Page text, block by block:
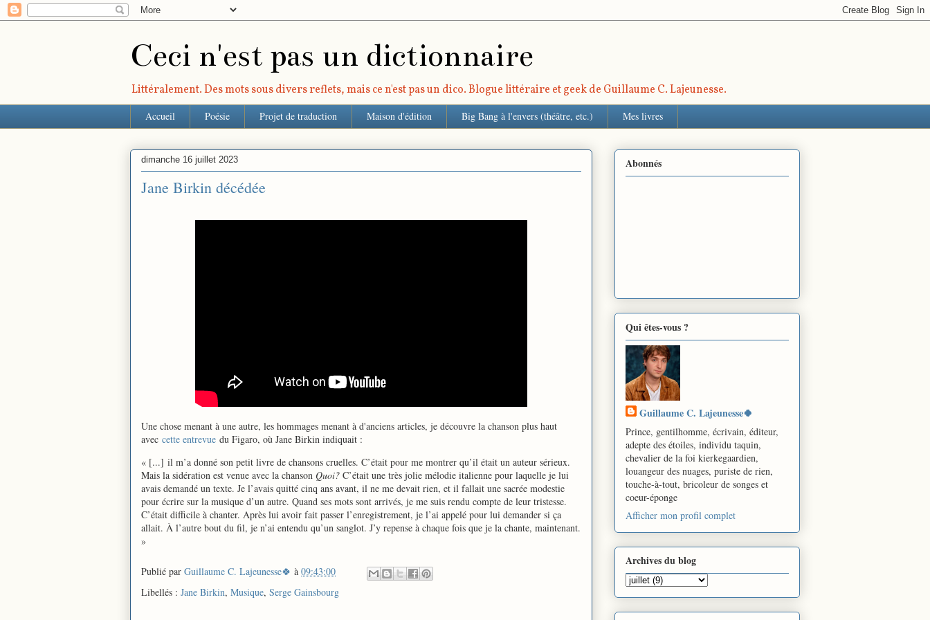
Ceci n'est pas un dictionnaire
Littéralement. Des mots sous divers reflets, mais ce n'est pas un dico. Blogue littéraire et geek de Guillaume C. Lajeunesse.
Accueil Poésie Projet de traduction Maison d'édition Big Bang à l'envers (théâtre, etc.) Mes livres
dimanche 16 juillet 2023
Jane Birkin décédée
Une chose menant à une autre, les hommages menant à d'anciens articles, je découvre la chanson plus haut
avec cette entrevue du Figaro, où Jane Birkin indiquait :
« [...] il m’a donné son petit livre de chansons cruelles. C’était pour me montrer qu’il était un auteur sérieux.
Mais la sidération est venue avec la chanson Quoi? C’était une très jolie mélodie italienne pour laquelle je lui
avais demandé un texte. Je l’avais quitté cinq ans avant, il ne me devait rien, et il fallait une sacrée modestie
pour écrire sur la musique d’un autre. Quand ses mots sont arrivés, je me suis rendu compte de leur tristesse.
C’était difficile à chanter. Après lui avoir fait passer l’enregistrement, je l’ai appelé pour lui demander si ça
allait. À l’autre bout du fil, je n’ai entendu qu’un sanglot. J’y repense à chaque fois que je la chante, maintenant.
»
Publié par Guillaume C. Lajeunesse🍀 à 09:43:00
Libellés : Jane Birkin, Musique, Serge Gainsbourg
Abonnés
Qui êtes-vous ?
Guillaume C. Lajeunesse🍀
Prince, gentilhomme, écrivain, éditeur,
adepte des étoiles, individu taquin,
chevalier de la foi kierkegaardien,
louangeur des nuages, puriste de rien,
touche-à-tout, bricoleur de songes et
coeur-éponge
Afficher mon profil complet
Archives du blog